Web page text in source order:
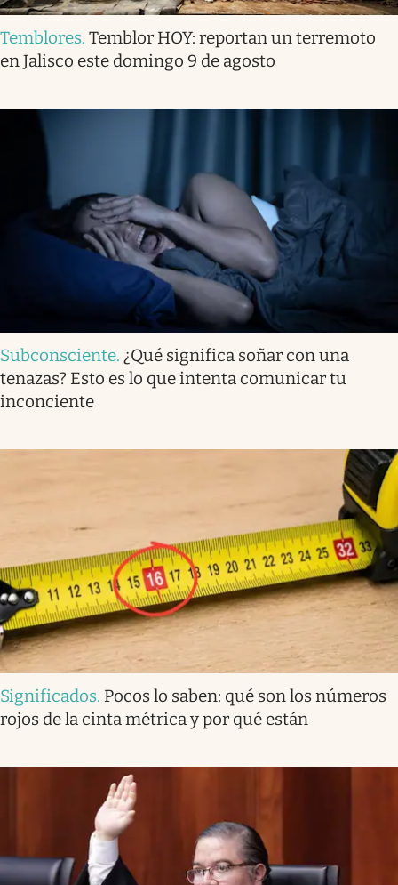
Temblores. Temblor HOY: reportan un terremoto
en Jalisco este domingo 9 de agosto
Subconsciente. ¿Qué significa soñar con una
tenazas? Esto es lo que intenta comunicar tu
inconciente
Significados. Pocos lo saben: qué son los números
rojos de la cinta métrica y por qué están